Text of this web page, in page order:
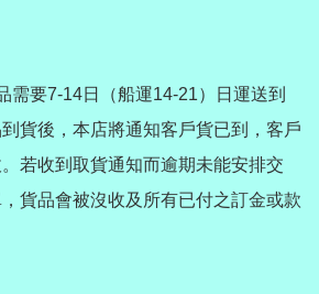
需要7-14日（船運14-21）日運送到
貨後，本店將通知客戶貨已到，客戶
若收到取貨通知而逾期未能安排交
貨品會被沒收及所有已付之訂金或款